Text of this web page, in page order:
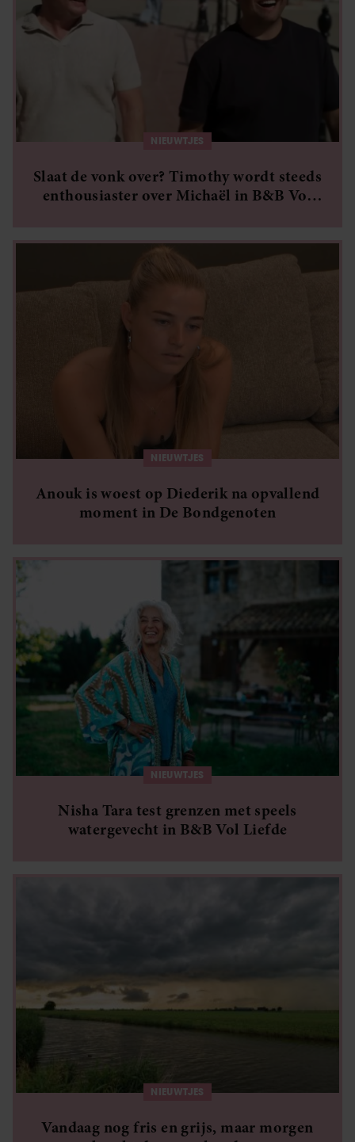
NIEUWTJES
Slaat de vonk over? Timothy wordt steeds
enthousiaster over Michaël in B&B Vol
NIEUWTJES
Anouk is woest op Diederik na opvallend
moment in De Bondgenoten
NIEUWTJES
Nisha Tara test grenzen met speels
watergevecht in B&B Vol Liefde
NIEUWTJES
Vandaag nog fris en grijs, maar morgen